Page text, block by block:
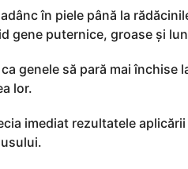
în piele până la
gene puternice, groase și
genele să pară mai
lor.
imediat rezultatele